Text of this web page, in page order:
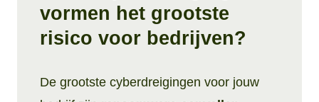
vormen het grootste
risico voor bedrijven?
De grootste cyberdreigingen voor jouw